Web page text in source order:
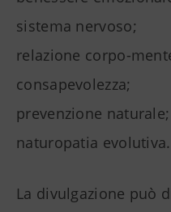
sistema nervoso;
relazione corpo-
consapevolezza;
prevenzione naturale;
naturopatia evolutiva.
La divulgazione può